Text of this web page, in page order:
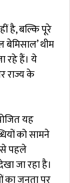
है, बल्कि पूरे
थीम
रहे हैं। ये
राज्य के
यह
को सामने
से पहले
जा रहा है।